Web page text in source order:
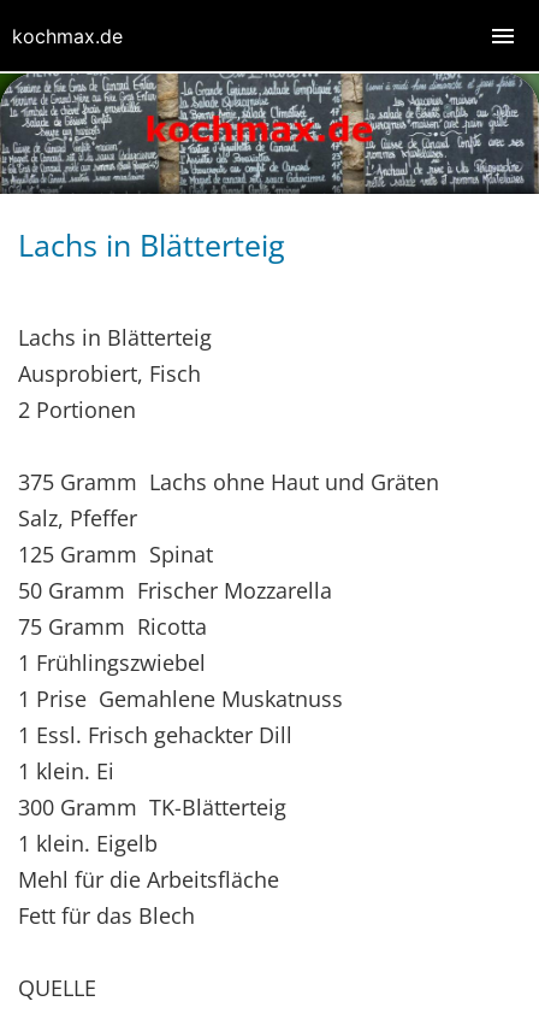
Lachs in Blätterteig
Lachs in Blätterteig
Ausprobiert, Fisch
2 Portionen
375 Gramm Lachs ohne Haut und Gräten
Salz, Pfeffer
125 Gramm Spinat
50 Gramm Frischer Mozzarella
75 Gramm Ricotta
1 Frühlingszwiebel
1 Prise Gemahlene Muskatnuss
1 Essl. Frisch gehackter Dill
1 klein. Ei
300 Gramm TK-Blätterteig
1 klein. Eigelb
Mehl für die Arbeitsfläche
Fett für das Blech
QUELLE
kochmax.de